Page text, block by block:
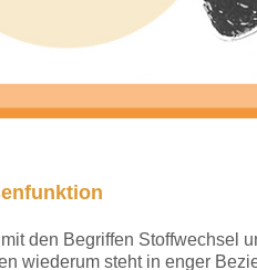
den Begriffen Stoffwechsel
wiederum steht in enger